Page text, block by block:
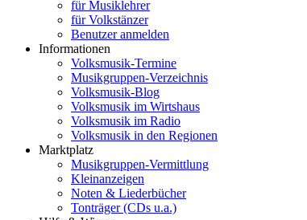
für Musiklehrer
für Volkstänzer
Benutzer anmelden
Informationen
Volksmusik-Termine
Musikgruppen-Verzeichnis
Volksmusik-Blog
Volksmusik im Wirtshaus
Volksmusik im Radio
Volksmusik in den Regionen
Marktplatz
Musikgruppen-Vermittlung
Kleinanzeigen
Noten & Liederbücher
Tonträger (CDs u.a.)